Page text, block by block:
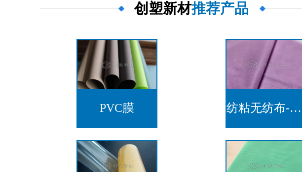
创塑新材推荐产品
PVC膜 纺粘无纺布-紫色卫材